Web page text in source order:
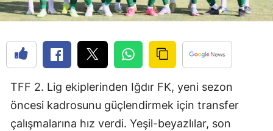
TFF 2. Lig ekiplerinden Iğdır FK, yeni sezon
öncesi kadrosunu güçlendirmek için transfer
çalışmalarına hız verdi. Yeşil-beyazlılar, son